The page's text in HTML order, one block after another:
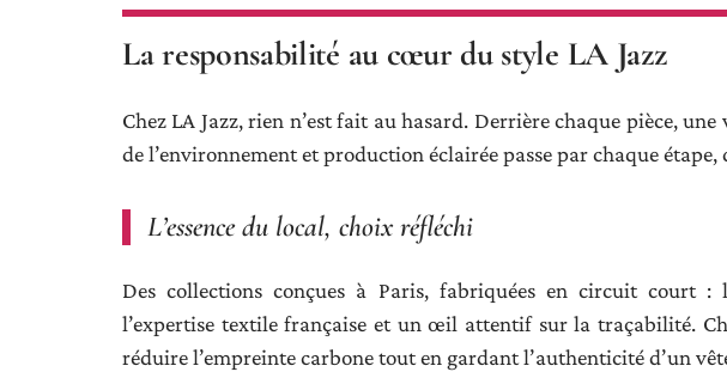
La responsabilité au cœur du style LA Jazz
Chez LA Jazz, rien n’est fait au hasard. Derrière chaque pièce,
de l’environnement et production éclairée passe par chaque
L’essence du local, choix réfléchi
Des collections conçues à Paris, fabriquées en circuit court :
l’expertise textile française et un œil attentif sur la traçabilité.
réduire l’empreinte carbone tout en gardant l’authenticité d’un